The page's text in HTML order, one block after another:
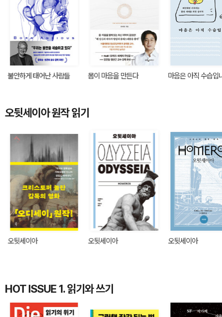
불안하게 태어난 사람들 몸이 마음을 만든다 마음은 아직 수습입
오뒷세이아 원작 읽기
오뒷세이아 오뒷세이아 오뒷세이아
HOT ISSUE 1. 읽기와 쓰기